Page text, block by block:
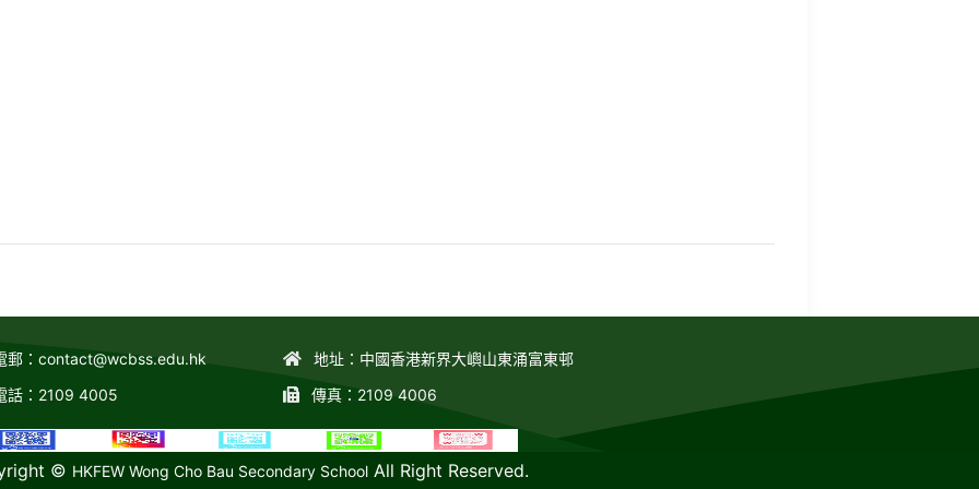
郵： contact@wcbss.edu.hk
話：2109 4005
地址：中國香港新界大嶼山東涌富東邨
傳真：2109 4006
© HKFEW Wong Cho Bau Secondary SchoolAll Right Reserved.